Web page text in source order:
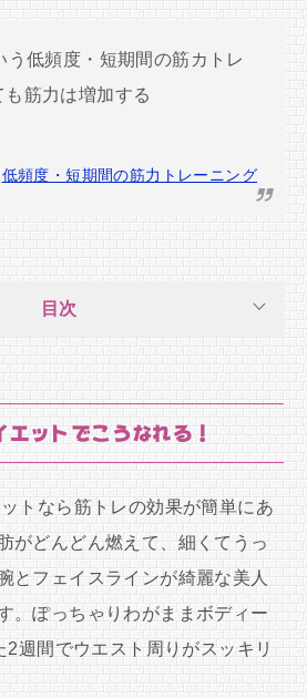
う低頻度・短期間の筋カトレ
筋力は増加する
低頻度・短期間の筋力トレーニング
目次
ットでこうなれる！
トなら筋トレの効果が簡単にあ
がどんどん燃えて、細くてうっ
とフェイスラインが綺麗な美人
。ぽっちゃりわがままボディー
2週間でウエスト周りがスッキリ